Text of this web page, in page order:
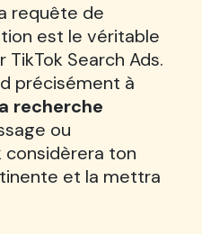
requête de
est le véritable
Search Ads.
précisément à
recherche
ou
considèrera ton
et la mettra